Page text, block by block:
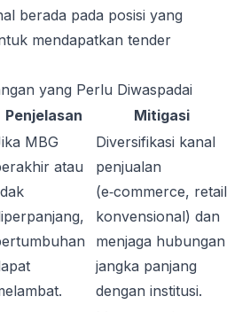
berada pada posisi yang
mendapatkan tender
yang Perlu Diwaspadai
Penjelasan Mitigasi
MBG
atau
Diversifikasi kanal
penjualan
(e‑commerce, retail
konvensional) dan
menjaga hubungan
jangka panjang
dengan institusi.